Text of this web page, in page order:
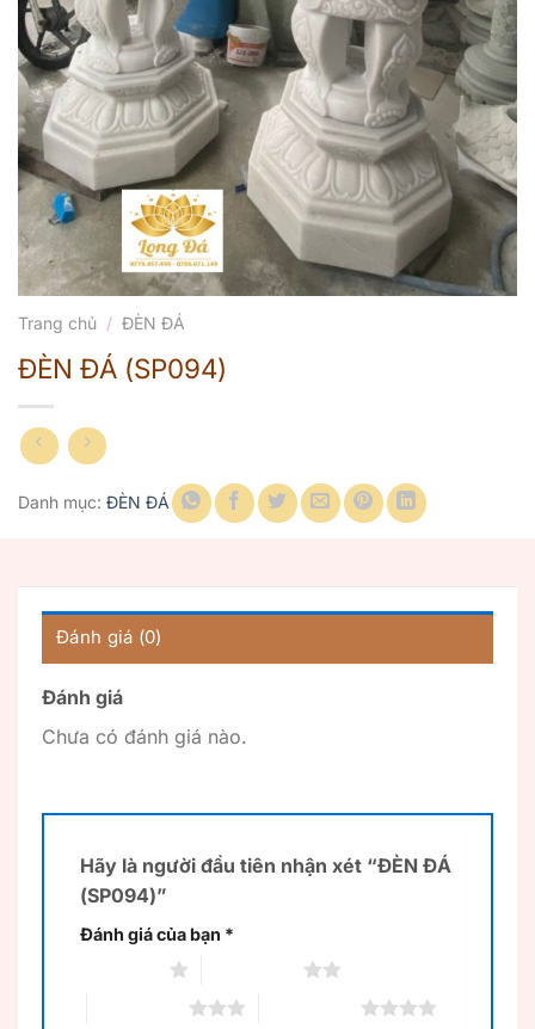
Trang chủ / ĐÈN ĐÁ
ĐÈN ĐÁ (SP094)
Danh mục: ĐÈN ĐÁ
Đánh giá (0)
Đánh giá
Chưa có đánh giá nào.
Hãy là người đầu tiên nhận xét “ĐÈN ĐÁ
(SP094)”
Đánh giá của bạn *